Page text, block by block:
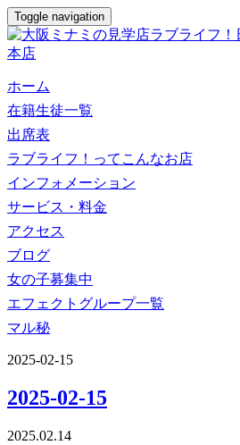
Toggle navigation
ホーム
在籍生徒一覧
出席表
ラブライフ！ってこんなお店
インフォメーション
サービス・料金
アクセス
ブログ
女の子募集中
エフェクトグループ一覧
マル秘
2025-02-15
2025-02-15
2025.02.14